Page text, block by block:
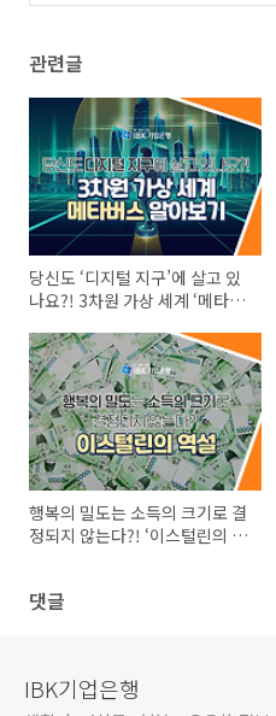
관련글
당신도 ‘디지털 지구’에 살고 있
나요?! 3차원 가상 세계 ‘메타버
행복의 밀도는 소득의 크기로 결
정되지 않는다?! ‘이스털린의 역
댓글
IBK기업은행